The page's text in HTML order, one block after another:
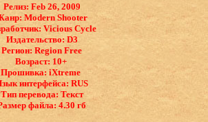
Релиз: Feb 26, 2009
Modern Shooter
Vicious Cycle
Издательство: D3
Регион: Region Free
Возраст: 10+
Прошивка: iXtreme
интерфейса: ​RUS
Тип перевода: Текст
файла: 4.30 гб